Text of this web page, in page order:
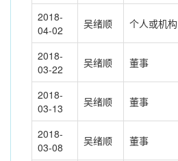
2018-
04-02
吴绪顺 个人或机构
2018-
03-22
吴绪顺 董事
2018-
03-13
吴绪顺 董事
2018-
03-08
吴绪顺 董事